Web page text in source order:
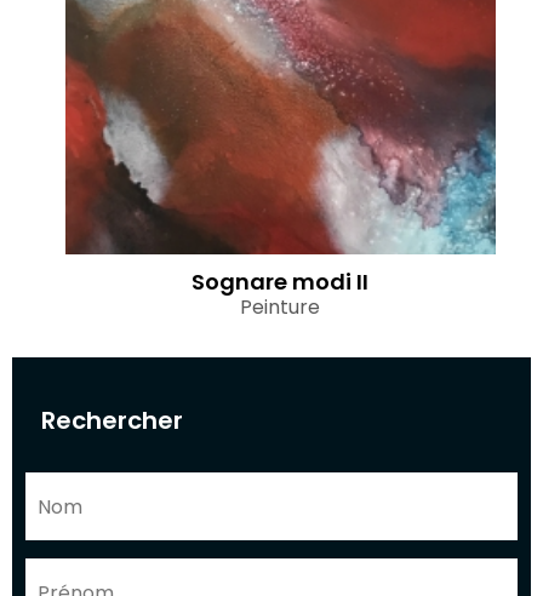
Rechercher
Sognare modi II
Peinture